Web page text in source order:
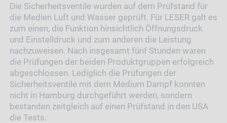
Die Sicherheitsventile wurden auf dem Prüfstand für
die Medien Luft und Wasser geprüft. Für LESER galt es
zum einen, die Funktion hinsichtlich Öffnungsdruck
und Einstelldruck und zum anderen die Leistung
nachzuweisen. Nach insgesamt fünf Stunden waren
die Prüfungen der beiden Produktgruppen erfolgreich
abgeschlossen. Lediglich die Prüfungen der
Sicherheitsventile mit dem Medium Dampf konnten
nicht in Hamburg durchgeführt werden, sondern
bestanden zeitgleich auf einen Prüfstand in den USA
die Tests.